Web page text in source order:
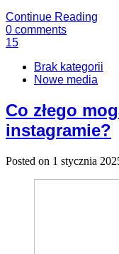
Continue Reading
0 comments
15
Brak kategorii
Nowe media
Co złego
instagramie?
Posted on 1 stycznia